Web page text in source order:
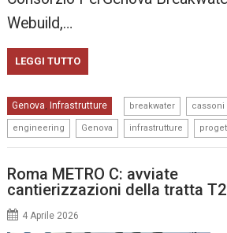
Webuild,…
LEGGI TUTTO
Genova, Infrastrutture breakwater cassoni
engineering Genova infrastrutture
Roma METRO C: avviate
cantierizzazioni della tratta T2
4 Aprile 2026